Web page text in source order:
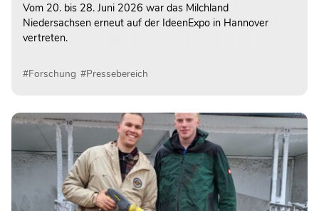
Vom 20. bis 28. Juni 2026 war das Milchland
Niedersachsen erneut auf der IdeenExpo in Hannover
vertreten.
#Forschung #Pressebereich